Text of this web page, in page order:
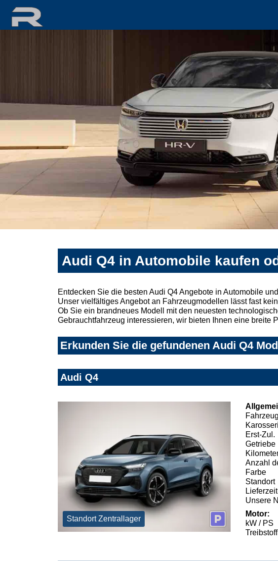
Audi Q4 in Automobile kaufen
Entdecken Sie die besten Audi Q4 Angebote in Automobile
Unser vielfältiges Angebot an Fahrzeugmodellen lässt fast
Ob Sie ein brandneues Modell mit den neuesten
Gebrauchtfahrzeug interessieren, wir bieten Ihnen eine breite
Erkunden Sie die gefundenen Audi Q4
Audi Q4
Standort Zentrallager
Erst-Zul.
Getriebe
Anzahl
Farbe
Standort
Lieferzeit
Unsere
Motor:
kW / PS
Treibstoff